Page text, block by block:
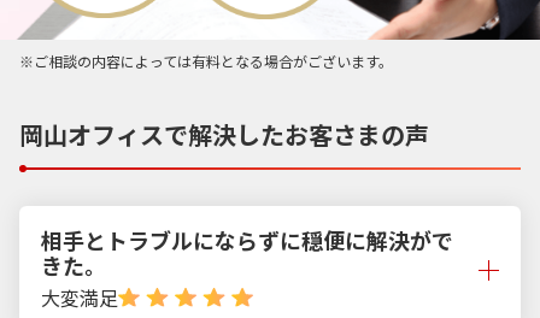
※ご相談の内容によっては有料となる場合がございます。
岡山オフィスで解決したお客さまの声
相手とトラブルにならずに穏便に解決がで
きた。
大変満足